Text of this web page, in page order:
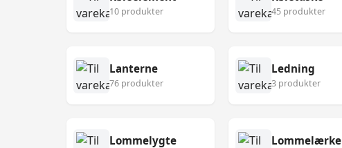
10 produkter 45 produkter
Lanterne
76 produkter
Ledning
3 produkter
Lommelygte Lommelærke